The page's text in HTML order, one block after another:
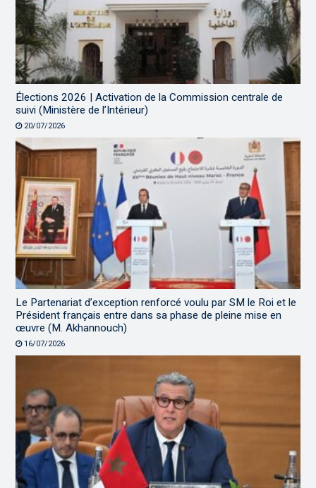
Élections 2026 | Activation de la Commission centrale de
suivi (Ministère de l’Intérieur)
20/07/2026
Le Partenariat d’exception renforcé voulu par SM le Roi et le
Président français entre dans sa phase de pleine mise en
œuvre (M. Akhannouch)
16/07/2026